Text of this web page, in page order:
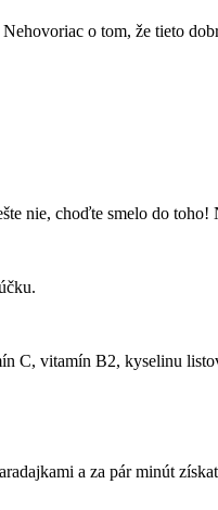
o tom, že tieto
nie, choďte smelo do
C, vitamín B2, kyselinu
a za pár minút